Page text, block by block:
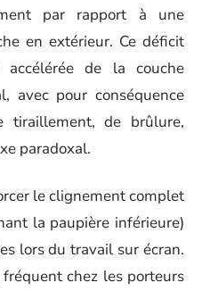
par rapport à une
en extérieur. Ce déficit
de la couche
avec pour conséquence
tiraillement, de brûlure,
paradoxal.
le clignement complet
la paupière inférieure)
lors du travail sur écran.
chez les porteurs